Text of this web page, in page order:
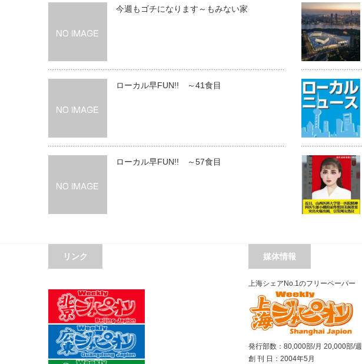
今週もゴチになります～もみない家
ローカル早FUN!! ～41食目
ローカル早FUN!! ～57食目
リンク 媒体情報
上海シェアNo.1のフリーペーパー
発行部数：80,000部/月 20,000部/週
創 刊 日：2004年5月